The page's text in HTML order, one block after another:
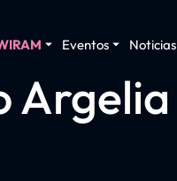
Eventos Noticias
Argelia